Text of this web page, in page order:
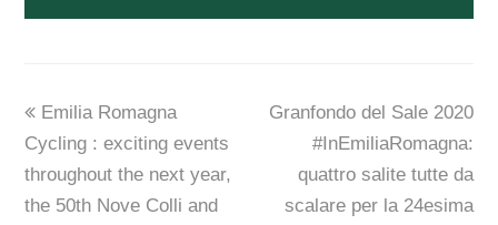
previous
post:
Emilia Romagna
Cycling : exciting events
throughout the next year,
the 50th Nove Colli and
next
post:
Granfondo del Sale 2020
#InEmiliaRomagna:
quattro salite tutte da
scalare per la 24esima